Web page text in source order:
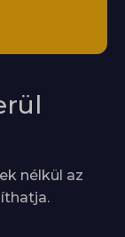
nélkül az